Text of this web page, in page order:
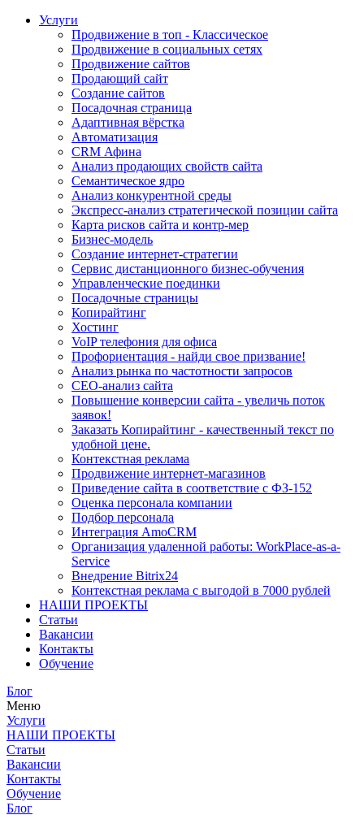
Услуги
Продвижение в топ - Классическое
Продвижение в социальных сетях
Продвижение сайтов
Продающий сайт
Создание сайтов
Посадочная страница
Адаптивная вёрстка
Автоматизация
CRM Афина
Анализ продающих свойств сайта
Семантическое ядро
Анализ конкурентной среды
Экспресс-анализ стратегической позиции сайта
Карта рисков сайта и контр-мер
Бизнес-модель
Создание интернет-стратегии
Сервис дистанционного бизнес-обучения
Управленческие поединки
Посадочные страницы
Копирайтинг
Хостинг
VoIP телефония для офиса
Профориентация - найди свое призвание!
Анализ рынка по частотности запросов
СЕО-анализ сайта
Повышение конверсии сайта - увеличь поток
заявок!
Заказать Копирайтинг - качественный текст по
удобной цене.
Контекстная реклама
Продвижение интернет-магазинов
Приведение сайта в соответствие с ФЗ-152
Оценка персонала компании
Подбор персонала
Интеграция AmoCRM
Организация удаленной работы: WorkPlace-as-a-
Service
Внедрение Bitrix24
Контекстная реклама с выгодой в 7000 рублей
НАШИ ПРОЕКТЫ
Статьи
Вакансии
Контакты
Обучение
Блог
Меню
Услуги
НАШИ ПРОЕКТЫ
Статьи
Вакансии
Контакты
Обучение
Блог